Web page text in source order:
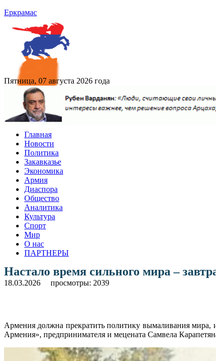
Еркрамас
Пятница, 07 августа 2026 года
Главная
Новости
Политика
Закавказье
Экономика
Армия
Диаспора
Общество
Аналитика
Культура
Спорт
Мир
О нас
ПАРТНЕРЫ
Настало время сильного мира –
18.03.2026 просмотры: 2039
Армения должна прекратить политику вымаливания мира,
Армения», предпринимателя и мецената Самвела